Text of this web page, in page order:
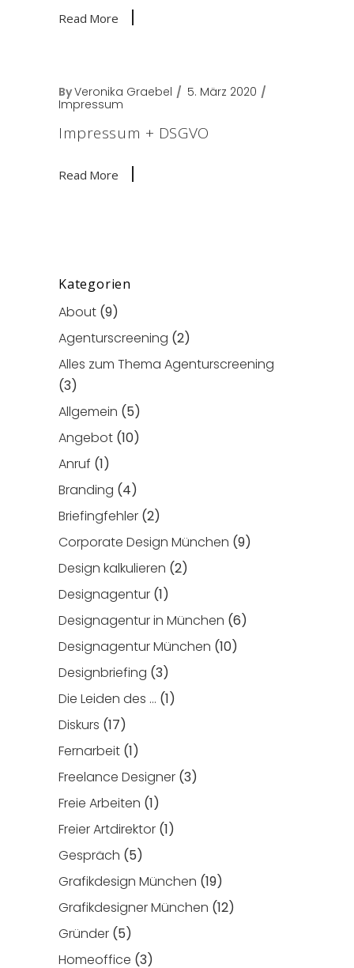
Read More
ByVeronika Graebel
5. März 2020
Impressum
Impressum + DSGVO
Read More
Kategorien
About (9)
Agenturscreening (2)
Alles zum Thema Agenturscreening
(3)
Allgemein (5)
Angebot (10)
Anruf (1)
Branding (4)
Briefingfehler (2)
Corporate Design München (9)
Design kalkulieren (2)
Designagentur (1)
Designagentur in München (6)
Designagentur München (10)
Designbriefing (3)
Die Leiden des … (1)
Diskurs (17)
Fernarbeit (1)
Freelance Designer (3)
Freie Arbeiten (1)
Freier Artdirektor (1)
Gespräch (5)
Grafikdesign München (19)
Grafikdesigner München (12)
Gründer (5)
Homeoffice (3)